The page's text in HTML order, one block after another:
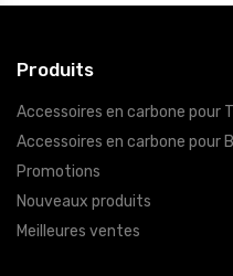
Produits
Accessoires en carbone pour
Accessoires en carbone pour
Promotions
Nouveaux produits
Meilleures ventes